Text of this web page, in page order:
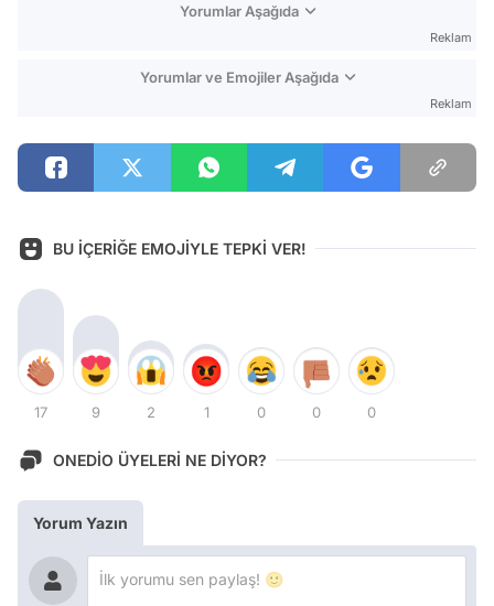
Yorumlar Aşağıda
Reklam
Yorumlar ve Emojiler Aşağıda
Reklam
BU İÇERİĞE EMOJİYLE TEPKİ VER!
17 9 2 1 0 0 0
ONEDİO ÜYELERİ NE DİYOR?
Yorum Yazın